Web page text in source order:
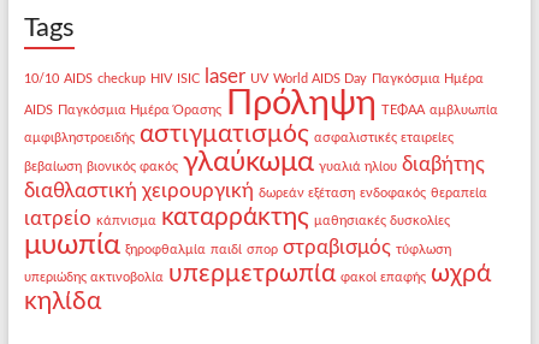
Tags
10/10 AIDS checkup HIV ISIC laser UV World AIDS Day Παγκόσμια Ημέρα
AIDS Παγκόσμια Ημέρα Όρασης Πρόληψη ΤΕΦΑΑ αμβλυωπία
αμφιβληστροειδής αστιγματισμός ασφαλιστικές εταιρείες
βεβαίωση βιονικός φακός γλαύκωμα γυαλιά ηλίου διαβήτης
διαθλαστική χειρουργική δωρεάν εξέταση ενδοφακός θεραπεία
ιατρείο κάπνισμα καταρράκτης μαθησιακές δυσκολίες
μυωπία ξηροφθαλμία παιδί σπορ στραβισμός τύφλωση
υπεριώδης ακτινοβολία υπερμετρωπία φακοί επαφής ωχρά
κηλίδα